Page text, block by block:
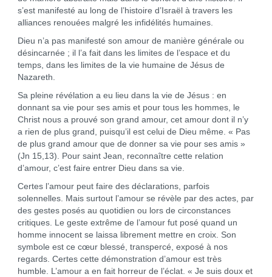
s’est manifesté au long de l’histoire d’Israël à travers les
alliances renouées malgré les infidélités humaines.
Dieu n’a pas manifesté son amour de manière générale ou
désincarnée ; il l’a fait dans les limites de l’espace et du
temps, dans les limites de la vie humaine de Jésus de
Nazareth.
Sa pleine révélation a eu lieu dans la vie de Jésus : en
donnant sa vie pour ses amis et pour tous les hommes, le
Christ nous a prouvé son grand amour, cet amour dont il n’y
a rien de plus grand, puisqu’il est celui de Dieu même. « Pas
de plus grand amour que de donner sa vie pour ses amis »
(Jn 15,13). Pour saint Jean, reconnaître cette relation
d’amour, c’est faire entrer Dieu dans sa vie.
Certes l’amour peut faire des déclarations, parfois
solennelles. Mais surtout l’amour se révèle par des actes, par
des gestes posés au quotidien ou lors de circonstances
critiques. Le geste extrême de l’amour fut posé quand un
homme innocent se laissa librement mettre en croix. Son
symbole est ce cœur blessé, transpercé, exposé à nos
regards. Certes cette démonstration d’amour est très
humble. L’amour a en fait horreur de l’éclat. « Je suis doux et